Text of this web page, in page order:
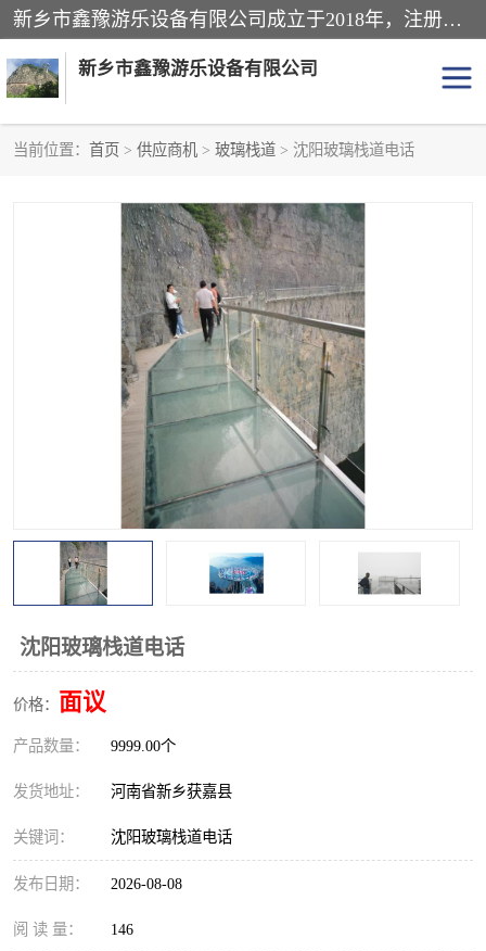
新乡市鑫豫游乐设备有限公司成立于2018年，注册地位于河南省。经营范围包括游乐设备、滑索、滑道、空中自行车、吊桥、拓展器材、攀岩器材、趣桥、悬崖秋千、网红桥、儿童乐园设备、水上乐园设备、丛林穿越设备、音乐呐喊设备、轨道滑车、栈道、玻璃滑道、观景平台、景观包装的设计、制造、销售、安装、维修，景区策划服务。
新乡市鑫豫游乐设备有限公司
当前位置： 首页 > 供应商机 > 玻璃栈道 > 沈阳玻璃栈道电话
沈阳玻璃栈道电话
价格： 面议
产品数量： 9999.00个
发货地址： 河南省新乡获嘉县
关键词： 沈阳玻璃栈道电话
发布日期： 2026-08-08
阅 读 量： 146
儿童乐园设备
水上乐园设备
攀岩器材
空中自行车
玻璃滑道
网红桥
拓展器材
玻璃栈道